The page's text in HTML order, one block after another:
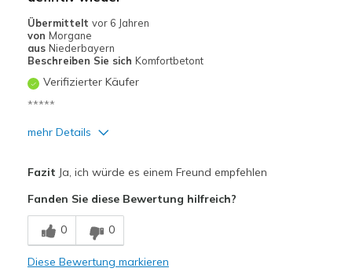
Breite
Größe
Meine Meinung zu Schuhen
Ich liebe Schuhe
Übermittelt vor 6 Jahren
von Morgane
aus Niederbayern
Beschreiben Sie sich Komfortbetont
Verifizierter Käufer
*****
mehr Details
Leicht
Geeignete Verwendung
Auf der Arbeit
Fazit Ja, ich würde es einem Freund empfehlen
Fanden Sie diese Bewertung hilfreich?
0 0
Diese Bewertung markieren